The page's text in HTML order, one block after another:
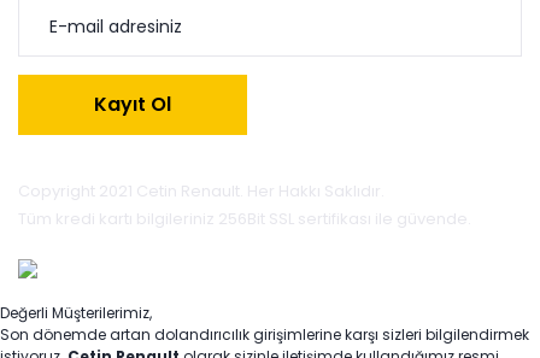
Kayıt Ol
Copyright 2021 Cetin Renault. Her Hakkı Saklıdır.
Tüm kredi kartı bilgileriniz 256Bit SSL sertifikası ile güvende.
Değerli Müşterilerimiz,
Son dönemde artan dolandırıcılık girişimlerine karşı sizleri bilgilendirmek